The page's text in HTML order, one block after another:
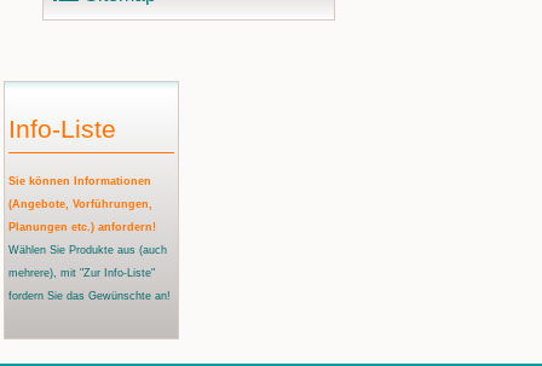
Info-Liste
Sie können Informationen
(Angebote, Vorführungen,
Planungen etc.) anfordern!
Wählen Sie Produkte aus (auch
mehrere), mit "Zur Info-Liste"
fordern Sie das Gewünschte an!